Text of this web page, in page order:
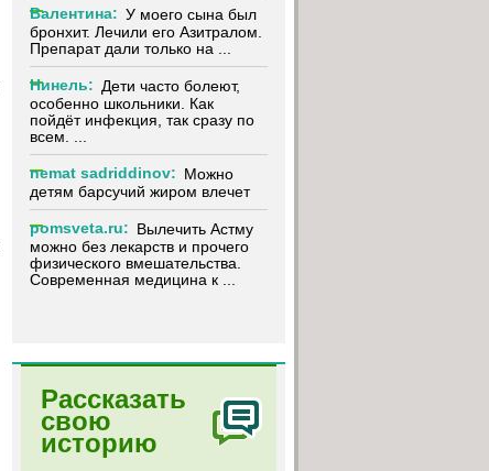
Валентина: У моего сына был
бронхит. Лечили его Азитралом.
Препарат дали только на ...
Нинель: Дети часто болеют,
особенно школьники. Как
пойдёт инфекция, так сразу по
всем. ...
nemat sadriddinov: Можно
детям барсучий жиром влечет
pomsveta.ru: Вылечить Астму
можно без лекарств и прочего
физического вмешательства.
Современная медицина к ...
Рассказать
свою
историю